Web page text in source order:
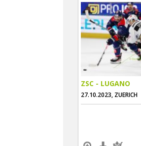
ZSC - LUGANO
27.10.2023, ZUERICH